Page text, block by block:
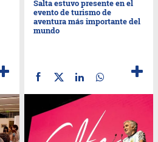
Salta estuvo presente en el
evento de turismo de
aventura más importante del
mundo